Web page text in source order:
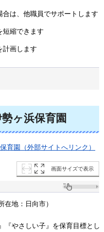
は、他職員でサポートします
短縮できます
計画します
勢ヶ浜保育園
育園（外部サイトへリンク）
画面サイズで表示
在地：日向市）
『やさしい子』を保育目標とし